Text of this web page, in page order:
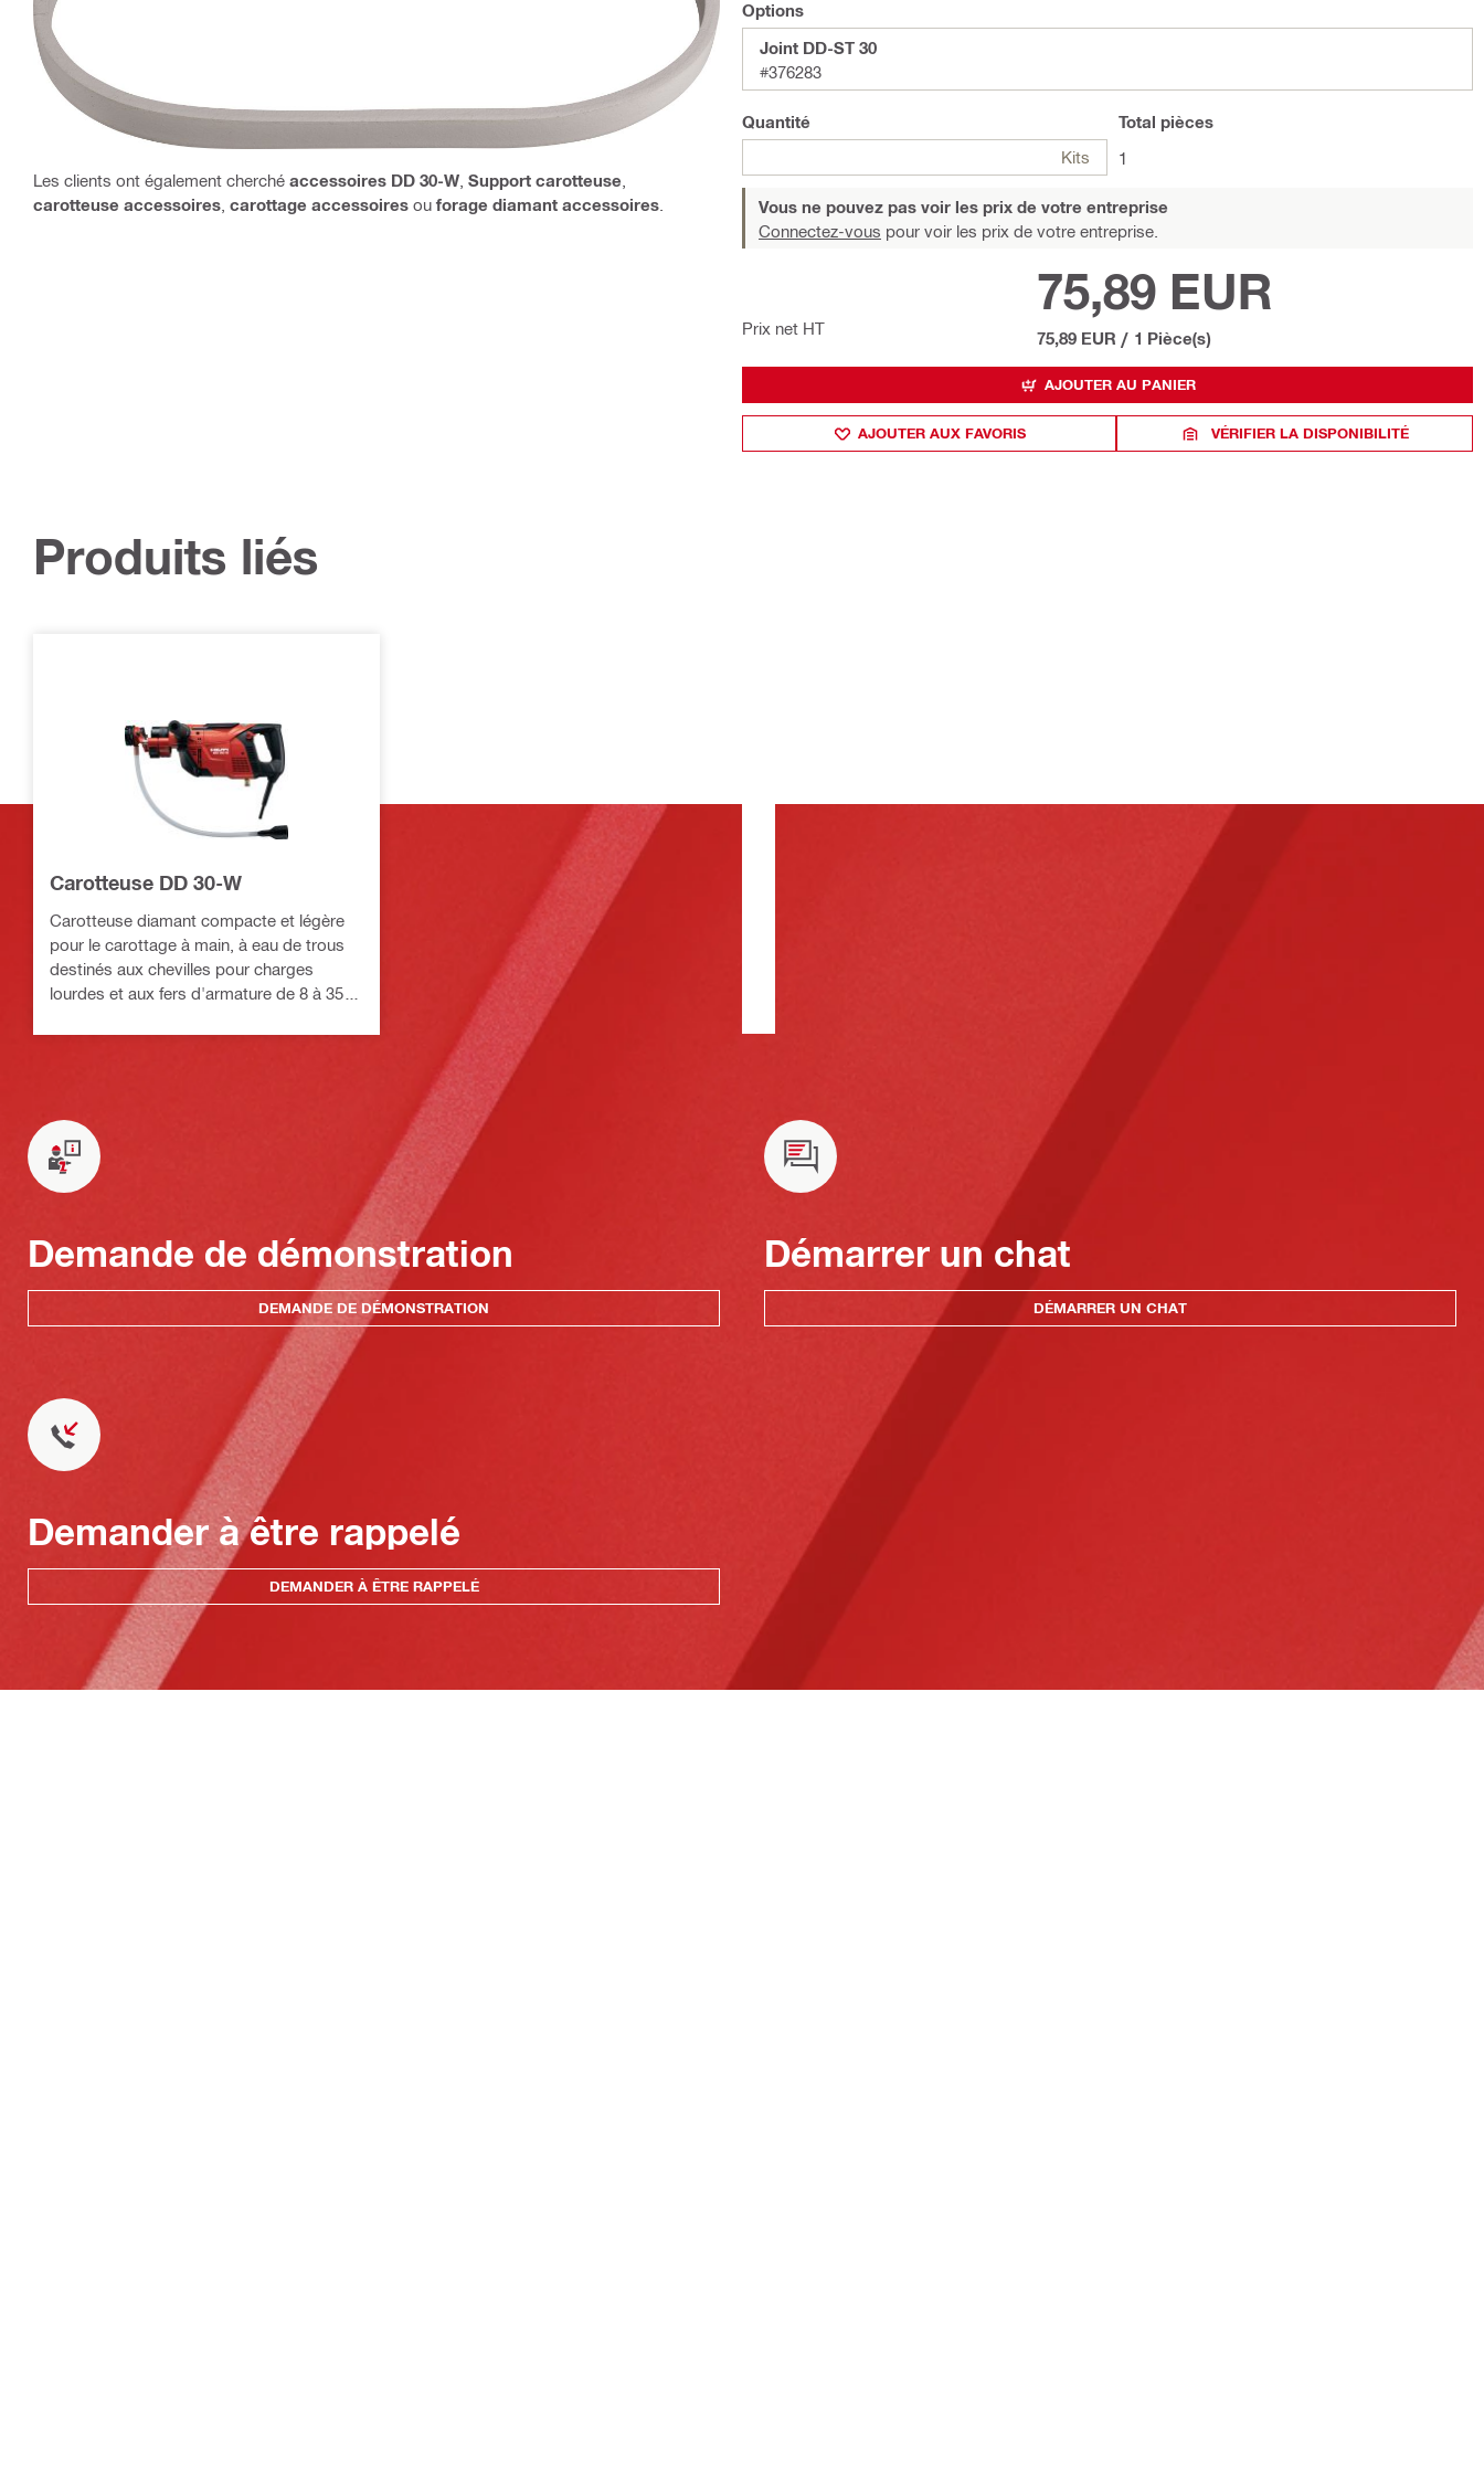
Les clients ont également cherché accessoires DD 30-W Support carotteuse
carotteuse accessoires carottage accessoires ou forage diamant accessoires
Options
Joint DD-ST 30
#376283
Quantité
Kits
Total pièces
1
Vous ne pouvez pas voir les prix de votre entreprise
Connectez-vous pour voir les prix de votre entreprise.
Prix net HT
75,89 EUR
75,89 EUR / 1 Pièce(s)
AJOUTER AU PANIER
AJOUTER AUX FAVORIS VÉRIFIER LA DISPONIBILITÉ
Produits liés
Carotteuse DD 30-W
Carotteuse diamant compacte et légère
pour le carottage à main, à eau de trous
destinés aux chevilles pour charges
lourdes et aux fers d'armature de 8 à 35
Demande de démonstration
DEMANDE DE DÉMONSTRATION
Démarrer un chat
DÉMARRER UN CHAT
Demander à être rappelé
DEMANDER À ÊTRE RAPPELÉ